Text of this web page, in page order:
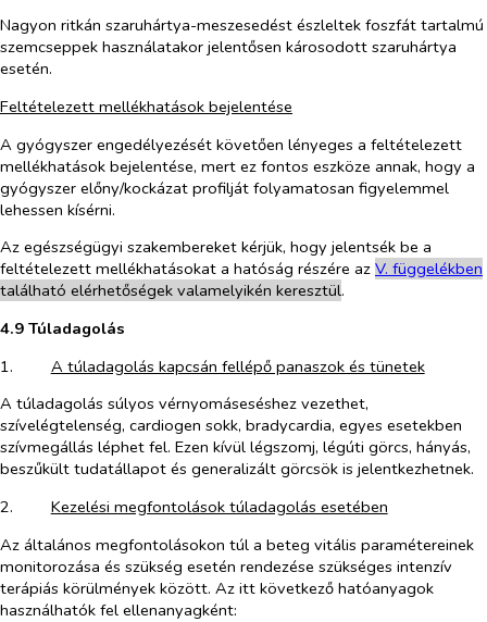
Nagyon ritkán szaruhártya-meszesedést észleltek foszfát tartalmú
szemcseppek használatakor jelentősen károsodott szaruhártya
esetén.
Feltételezett mellékhatások bejelentése
A gyógyszer engedélyezését követően lényeges a feltételezett
mellékhatások bejelentése, mert ez fontos eszköze annak, hogy a
gyógyszer előny/kockázat profilját folyamatosan figyelemmel
lehessen kísérni.
Az egészségügyi szakembereket kérjük, hogy jelentsék be a
feltételezett mellékhatásokat a hatóság részére az V. függelékben
található elérhetőségek valamelyikén keresztül.
4.9 Túladagolás
1.​
A túladagolás kapcsán fellépő panaszok és tünetek
A túladagolás súlyos vérnyomáseséshez vezethet,
szívelégtelenség, cardiogen sokk, bradycardia, egyes esetekben
szívmegállás léphet fel. Ezen kívül légszomj, légúti görcs, hányás,
beszűkült tudatállapot és generalizált görcsök is jelentkezhetnek.
2.​
Kezelési megfontolások túladagolás esetében
Az általános megfontolásokon túl a beteg vitális paramétereinek
monitorozása és szükség esetén rendezése szükséges intenzív
terápiás körülmények között. Az itt következő hatóanyagok
használhatók fel ellenanyagként: